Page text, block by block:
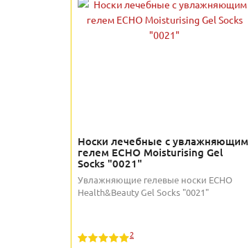
Носки лечебные с увлажняющим
гелем ECHO Moisturising Gel
Socks "0021"
Увлажняющие гелевые носки ECHO
Health&Beauty Gel Socks "0021"
2